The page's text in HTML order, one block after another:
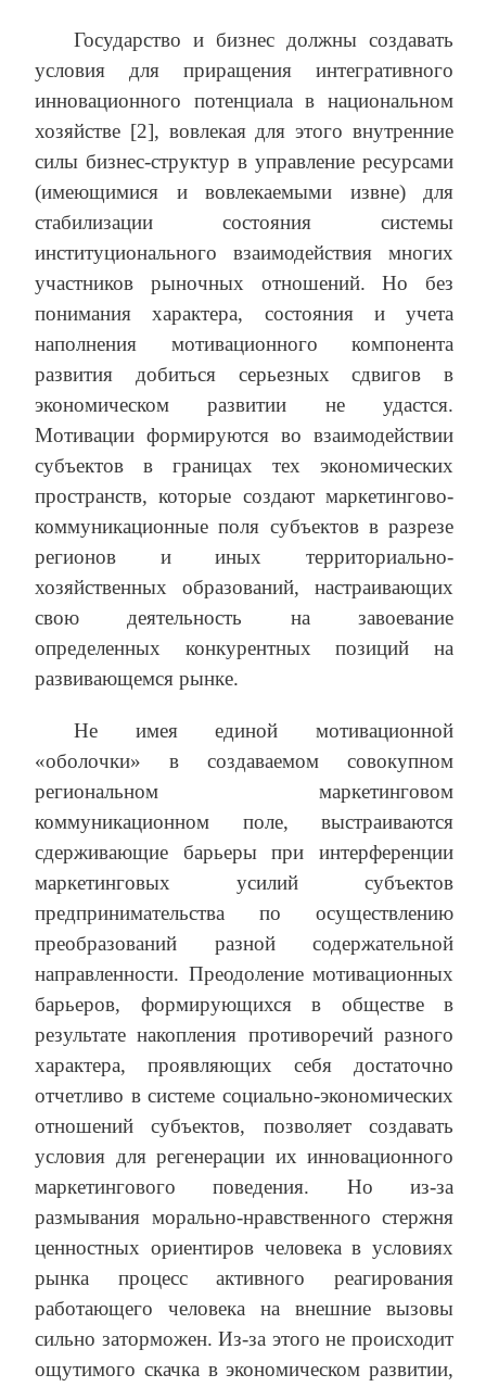
Государство и бизнес должны создавать
условия для приращения интегративного
инновационного потенциала в национальном
хозяйстве [2], вовлекая для этого внутренние
силы бизнес-структур в управление ресурсами
(имеющимися и вовлекаемыми извне) для
стабилизации состояния системы
институционального взаимодействия многих
участников рыночных отношений. Но без
понимания характера, состояния и учета
наполнения мотивационного компонента
развития добиться серьезных сдвигов в
экономическом развитии не удастся.
Мотивации формируются во взаимодействии
субъектов в границах тех экономических
пространств, которые создают маркетингово-
коммуникационные поля субъектов в разрезе
регионов и иных территориально-
хозяйственных образований, настраивающих
свою деятельность на завоевание
определенных конкурентных позиций на
развивающемся рынке.
Не имея единой мотивационной
«оболочки» в создаваемом совокупном
региональном маркетинговом
коммуникационном поле, выстраиваются
сдерживающие барьеры при интерференции
маркетинговых усилий субъектов
предпринимательства по осуществлению
преобразований разной содержательной
направленности. Преодоление мотивационных
барьеров, формирующихся в обществе в
результате накопления противоречий разного
характера, проявляющих себя достаточно
отчетливо в системе социально-экономических
отношений субъектов, позволяет создавать
условия для регенерации их инновационного
маркетингового поведения. Но из-за
размывания морально-нравственного стержня
ценностных ориентиров человека в условиях
рынка процесс активного реагирования
работающего человека на внешние вызовы
сильно заторможен. Из-за этого не происходит
ощутимого скачка в экономическом развитии,